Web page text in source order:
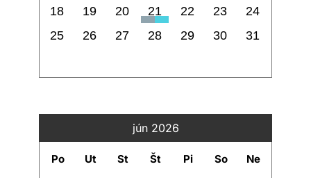
18
19 20 21 22 23
24
25
26 27 28 29 30 31
jún 2026
Po Ut St Št Pi So Ne